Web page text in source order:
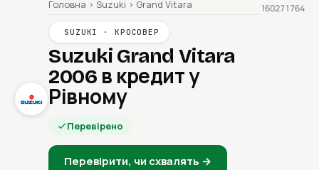
Головна › Suzuki › Grand Vitara
SUZUKI · КРОСОВЕР
Suzuki Grand Vitara
2006 в кредит у
Рівному
Перевірено
Перевірити, чи схвалять →
160271764